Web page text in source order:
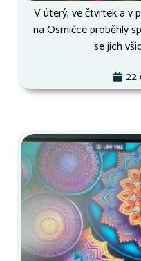
V úterý, ve čtvrtek a v
na Osmičce proběhly
se jich
22